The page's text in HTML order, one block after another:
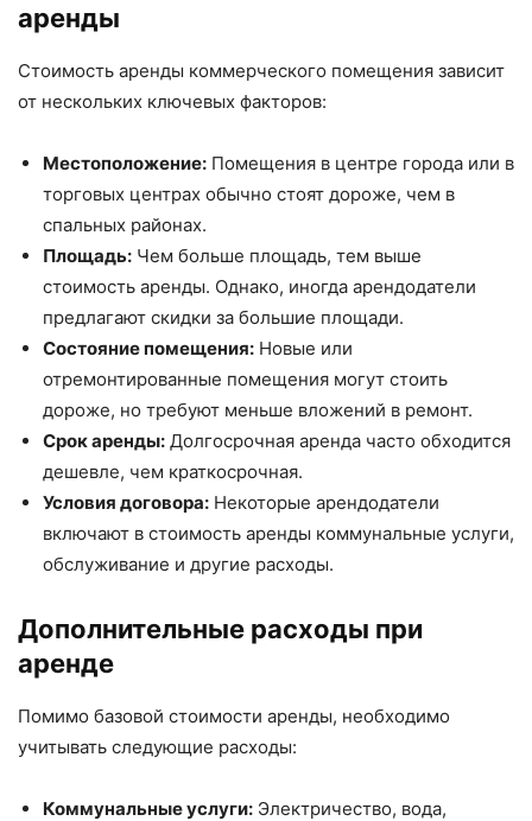
аренды
Стоимость аренды коммерческого помещения зависит
от нескольких ключевых факторов:
Местоположение: Помещения в центре города или в
торговых центрах обычно стоят дороже, чем в
спальных районах.
Площадь: Чем больше площадь, тем выше
стоимость аренды. Однако, иногда арендодатели
предлагают скидки за большие площади.
Состояние помещения: Новые или
отремонтированные помещения могут стоить
дороже, но требуют меньше вложений в ремонт.
Срок аренды: Долгосрочная аренда часто обходится
дешевле, чем краткосрочная.
Условия договора: Некоторые арендодатели
включают в стоимость аренды коммунальные услуги,
обслуживание и другие расходы.
Дополнительные расходы при
аренде
Помимо базовой стоимости аренды, необходимо
учитывать следующие расходы:
Коммунальные услуги: Электричество, вода,